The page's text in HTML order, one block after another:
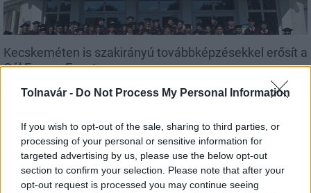
Tolnavár - Do Not Process My Personal Information
If you wish to opt-out of the sale, sharing to third parties, or
processing of your personal or sensitive information for
targeted advertising by us, please use the below opt-out
section to confirm your selection. Please note that after your
opt-out request is processed you may continue seeing
Kecskeméten is szakirányú továbbképzésekkel erősít a
Gál Ferenc Egyetem
Országos hírek